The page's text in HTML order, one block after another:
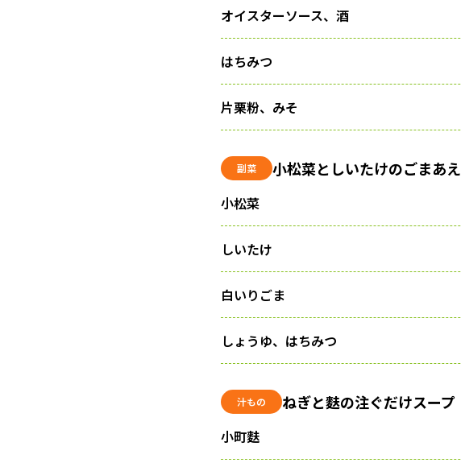
オイスターソース、酒
はちみつ
片栗粉、みそ
副菜 小松菜としいたけのごまあえ
小松菜
しいたけ
白いりごま
しょうゆ、はちみつ
汁もの ねぎと麩の注ぐだけスープ
小町麩